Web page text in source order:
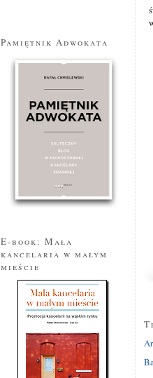
Pamiętnik Adwokata
E-book: Mała
kancelaria w małym
mieście